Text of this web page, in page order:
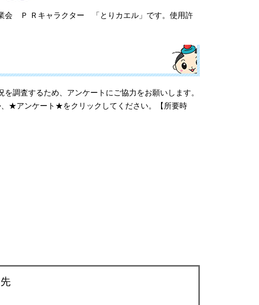
会 Ｐ Ｒキャラクター 「とりカエル」です。使用許
調査するため、アンケートにご協力をお願いします。
★アンケート★をクリックしてください。【所要時